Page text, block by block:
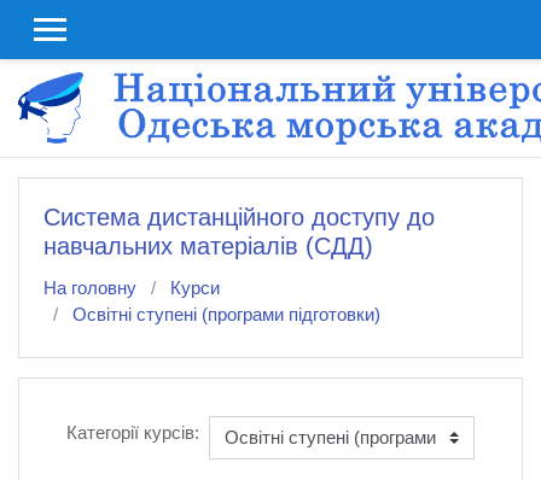
Система дистанційного доступу до
навчальних матеріалів (СДД)
На головну
Курси
Освітні ступені (програми підготовки)
Категорії курсів: